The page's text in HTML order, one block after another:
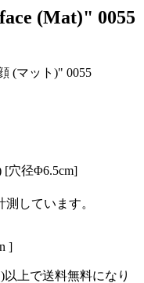
(Mat)" 0055
(マット)" 0055
[穴径Φ6.5cm]
しています。
]
上で送料無料になり